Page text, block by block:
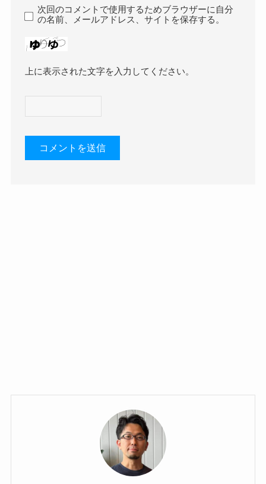
次回のコメントで使用するためブラウザーに自分
の名前、メールアドレス、サイトを保存する。
上に表示された文字を入力してください。